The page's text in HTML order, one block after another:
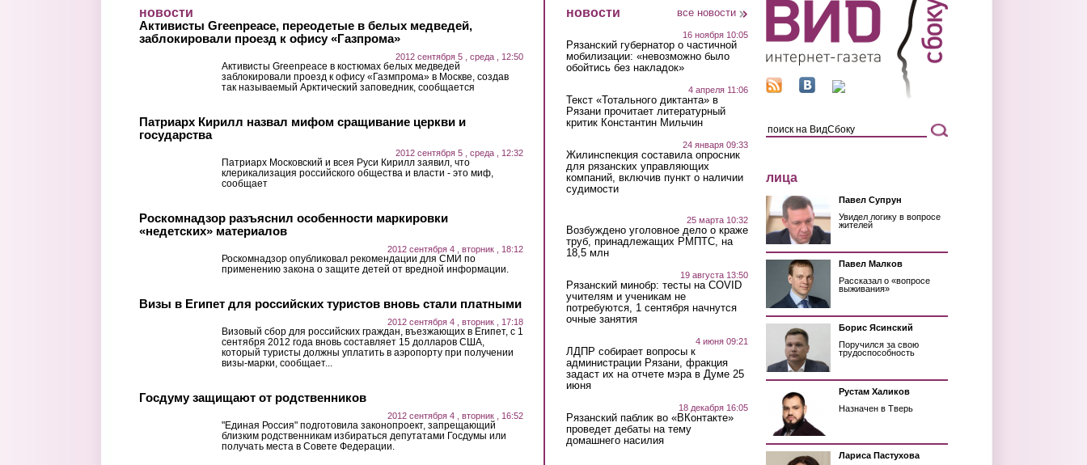
новости
Активисты Greenpeace, переодетые в белых медведей,
заблокировали проезд к офису «Газпрома»
2012 сентября 5 , среда , 12:50
Активисты Greenpeace в костюмах белых медведей
заблокировали проезд к офису «Газмпрома» в Москве, создав
так называемый Арктический заповедник, сообщается
Патриарх Кирилл назвал мифом сращивание церкви и
государства
2012 сентября 5 , среда , 12:32
Патриарх Московский и всея Руси Кирилл заявил, что
клерикализация российского общества и власти - это миф,
сообщает
Роскомнадзор разъяснил особенности маркировки
«недетских» материалов
2012 сентября 4 , вторник , 18:12
Роскомнадзор опубликовал рекомендации для СМИ по
применению закона о защите детей от вредной информации.
Визы в Египет для российских туристов вновь стали платными
2012 сентября 4 , вторник , 17:18
Визовый сбор для российских граждан, въезжающих в Египет, с 1
сентября 2012 года вновь составляет 15 долларов США,
который туристы должны уплатить в аэропорту при получении
визы-марки, сообщает...
Госдуму защищают от родственников
2012 сентября 4 , вторник , 16:52
"Единая Россия" подготовила законопроект, запрещающий
близким родственникам избираться депутатами Госдумы или
получать места в Совете Федерации.
новости все новости
16 ноября 10:05
Рязанский губернатор о частичной
мобилизации: «невозможно было
обойтись без накладок»
4 апреля 11:06
Текст «Тотального диктанта» в
Рязани прочитает литературный
критик Константин Мильчин
24 января 09:33
Жилинспекция составила опросник
для рязанских управляющих
компаний, включив пункт о наличии
судимости
25 марта 10:32
Возбуждено уголовное дело о краже
труб, принадлежащих РМПТС, на
18,5 млн
19 августа 13:50
Рязанский минобр: тесты на COVID
учителям и ученикам не
потребуются, 1 сентября начнутся
очные занятия
4 июня 09:21
ЛДПР собирает вопросы к
администрации Рязани, фракция
задаст их на отчете мэра в Думе 25
июня
18 декабря 16:05
Рязанский паблик во «ВКонтакте»
проведет дебаты на тему
домашнего насилия
лица
Павел Супрун
Увидел логику в вопросе
жителей
Павел Малков
Рассказал о «вопросе
выживания»
Борис Ясинский
Поручился за свою
трудоспособность
Рустам Халиков
Назначен в Тверь
Лариса Пастухова